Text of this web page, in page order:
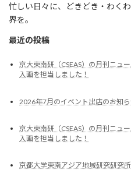
忙しい日々に、どきどき・わく
界を。
最近の投稿
京大東南研（CSEAS）の月刊ニュ
入画を担当しました！
2026年7月のイベント出店のお知
京大東南研（CSEAS）の月刊ニュ
入画を担当しました！
京都大学東南アジア地域研究研究